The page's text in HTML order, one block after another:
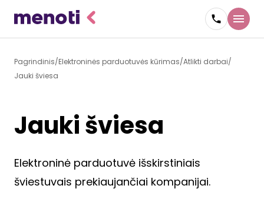
Pagrindinis Elektroninės parduotuvės kūrimas Atlikti darbai
Jauki šviesa
Jauki šviesa
Elektroninė parduotuvė išskirstiniais
šviestuvais prekiaujančiai kompanijai.